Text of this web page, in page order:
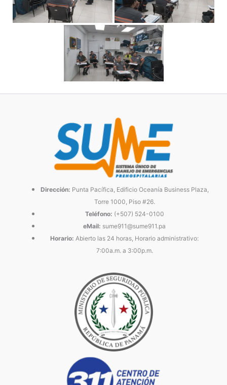
Dirección: Punta Pacífica, Edificio Oceanía Business Plaza,
Torre 1000, Piso #26.
Teléfono: (+507) 524-0100
eMail: sume911@sume911.pa
Horario: Abierto las 24 horas, Horario administrativo:
7:00a.m. a 3:00p.m.